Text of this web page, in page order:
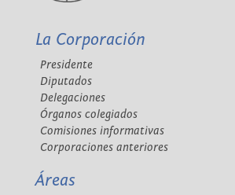
La Corporación
Presidente
Diputados
Delegaciones
Órganos colegiados
Comisiones informativas
Corporaciones anteriores
Áreas